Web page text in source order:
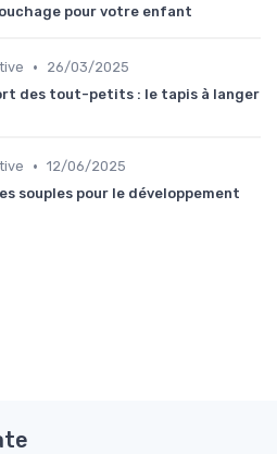
pour votre enfant
•
26/03/2025
des tout-petits : le tapis à langer
• 12/06/2025
souples pour le développement